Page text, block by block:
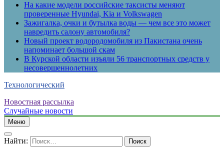
На какие модели российские таксисты меняют
проверенные Hyundai, Kia и Volkswagen
Зажигалка, очки и бутылка воды — чем все это может
навредить салону автомобиля?
Новый проект водородомобиля из Пакистана очень
напоминает большой скам
В Курской области изъяли 56 транспортных средств у
несовершеннолетних
Технологический
Новостная рассылка
Случайные новости
Меню
Найти: